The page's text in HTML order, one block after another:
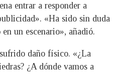
entrar a responder a
«Ha sido sin duda
un escenario», añadió.
daño físico. «¿La
¿A dónde vamos a